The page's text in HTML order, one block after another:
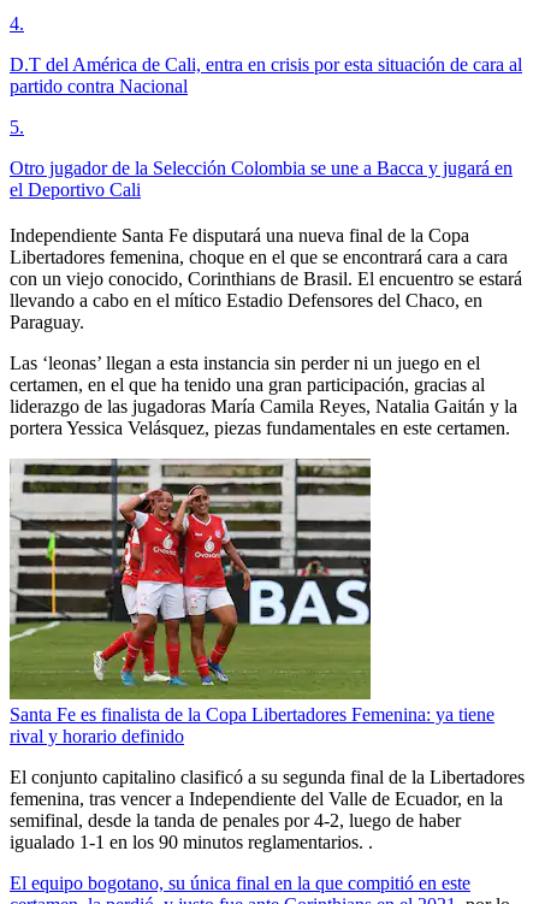
4.
D.T del América de Cali, entra en crisis por esta situación de cara al
partido contra Nacional
5.
Otro jugador de la Selección Colombia se une a Bacca y jugará en
el Deportivo Cali
Independiente Santa Fe disputará una nueva final de la Copa
Libertadores femenina, choque en el que se encontrará cara a cara
con un viejo conocido, Corinthians de Brasil. El encuentro se estará
llevando a cabo en el mítico Estadio Defensores del Chaco, en
Paraguay.
Las ‘leonas’ llegan a esta instancia sin perder ni un juego en el
certamen, en el que ha tenido una gran participación, gracias al
liderazgo de las jugadoras María Camila Reyes, Natalia Gaitán y la
portera Yessica Velásquez, piezas fundamentales en este certamen.
Santa Fe es finalista de la Copa Libertadores Femenina: ya tiene
rival y horario definido
El conjunto capitalino clasificó a su segunda final de la Libertadores
femenina, tras vencer a Independiente del Valle de Ecuador, en la
semifinal, desde la tanda de penales por 4-2, luego de haber
igualado 1-1 en los 90 minutos reglamentarios. .
El equipo bogotano, su única final en la que compitió en este